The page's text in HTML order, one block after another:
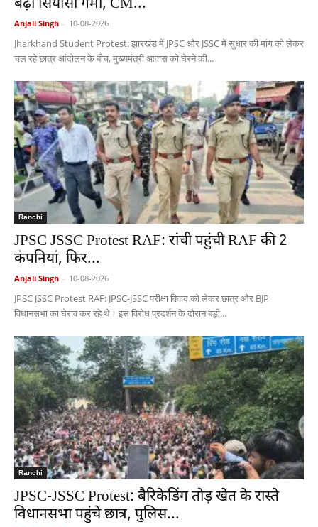
बढ़ी सियासी गर्मी, CM...
Anjali Singh - 10-08-2026
Jharkhand Student Protest: झारखंड में JPSC और JSSC में सुधार की मांग को लेकर
चल रहे छात्र आंदोलन के बीच, मुख्यमंत्री आवास को घेरने की...
Ranchi
JPSC JSSC Protest RAF: रांची पहुंची RAF की 2
कंपनियां, फिर...
Anjali Singh - 10-08-2026
JPSC JSSC Protest RAF: JPSC-JSSC परीक्षा विवाद को लेकर छात्र और BJP
विधानसभा का घेराव कर रहे थे। इस विरोध प्रदर्शन के दौरान बड़ी...
Ranchi
JPSC-JSSC Protest: बैरिकेडिंग तोड़ खेत के रास्ते
विधानसभा पहुंचे छात्र, पुलिस...